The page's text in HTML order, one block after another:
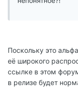
Поскольку это
её широкого
ссылке в этом
в релизе будет